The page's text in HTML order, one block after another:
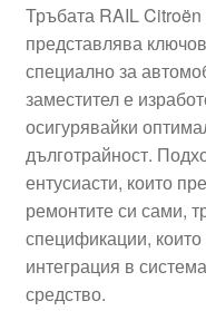
Контакт
Моята сметка
Плащанията
Политика за
Правила и условия
Тръбата RAIL
представлява
специално за
заместител е
осигурявайки
дълготрайност.
ентусиасти, които
ремонтите си сами,
спецификации,
интеграция в
средство.